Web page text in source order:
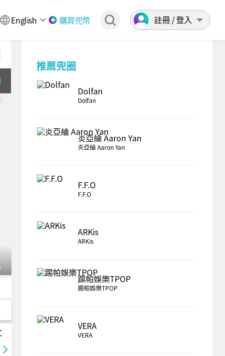
English 購買兜幣 註冊 / 登入
推薦兜圈
Dolfan
Dolfan
炎亞綸 Aaron Yan
炎亞綸 Aaron Yan
F.F.O
F.F.O
ARKis
ARKis
踢帕娛樂TPOP
踢帕娛樂TPOP
VERA
VERA